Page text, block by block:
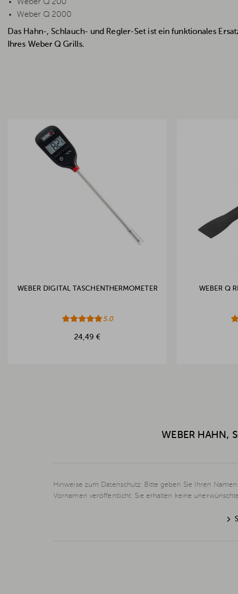
Weber Q 200
Weber Q 2000
Das Hahn-, Schlauch- und Regler-Set ist ein funktionales
Ihres Weber Q Grills.
WEBER DIGITAL TASCHENTHERMOMETER
5.0
24,49 €
WEBER Q
WEBER HAHN,
Hinweise zum Datenschutz: Bitte geben Sie Ihren
Vornamen veröffentlicht. Sie erhalten keine